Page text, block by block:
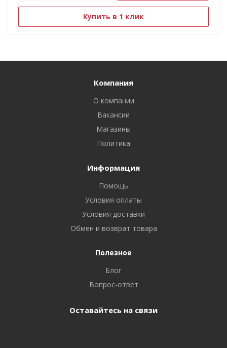
Купить в 1 клик
Компания
О компании
Вакансии
Магазины
Политика
Информация
Помощь
Условия оплаты
Условия доставки
Обмен и возврат товара
Полезное
Блог
Вопрос-ответ
Оставайтесь на связи